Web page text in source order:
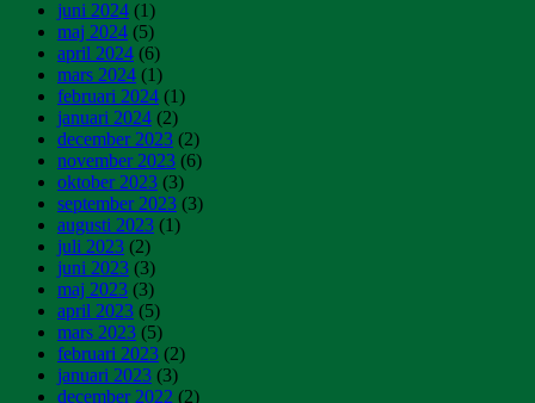
juni 2024 (1)
maj 2024 (5)
april 2024 (6)
mars 2024 (1)
februari 2024 (1)
januari 2024 (2)
december 2023 (2)
november 2023 (6)
oktober 2023 (3)
september 2023 (3)
augusti 2023 (1)
juli 2023 (2)
juni 2023 (3)
maj 2023 (3)
april 2023 (5)
mars 2023 (5)
februari 2023 (2)
januari 2023 (3)
december 2022 (2)